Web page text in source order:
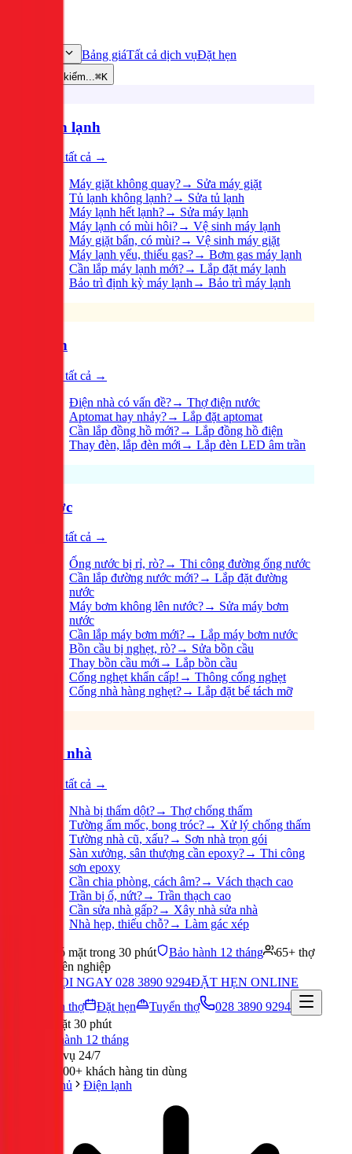
Bảng giáTất cả dịch vụĐặt hẹn
Tìm kiếm...⌘K
Điện lạnh
Xem tất cả →
Máy giặt không quay?→ Sửa máy giặt
Tủ lạnh không lạnh?→ Sửa tủ lạnh
Máy lạnh hết lạnh?→ Sửa máy lạnh
Máy lạnh có mùi hôi?→ Vệ sinh máy lạnh
Máy giặt bẩn, có mùi?→ Vệ sinh máy giặt
Máy lạnh yếu, thiếu gas?→ Bơm gas máy lạnh
Cần lắp máy lạnh mới?→ Lắp đặt máy lạnh
Bảo trì định kỳ máy lạnh→ Bảo trì máy lạnh
Điện
Xem tất cả →
Điện nhà có vấn đề?→ Thợ điện nước
Aptomat hay nhảy?→ Lắp đặt aptomat
Cần lắp đồng hồ mới?→ Lắp đồng hồ điện
Thay đèn, lắp đèn mới → Lắp đèn LED âm trần
Nước
Xem tất cả →
Ống nước bị rỉ, rò?→ Thi công đường ống nước
Cần lắp đường nước mới?→ Lắp đặt đường
nước
Máy bơm không lên nước?→ Sửa máy bơm
nước
Cần lắp máy bơm mới?→ Lắp máy bơm nước
Bồn cầu bị nghẹt, rò?→ Sửa bồn cầu
Thay bồn cầu mới → Lắp bồn cầu
Cống nghẹt khẩn cấp! → Thông cống nghẹt
Cống nhà hàng nghẹt?→ Lắp đặt bể tách mỡ
Sửa nhà
Xem tất cả →
Nhà bị thấm dột?→ Thợ chống thấm
Tường ẩm mốc, bong tróc?→ Xử lý chống thấm
Tường nhà cũ, xấu?→ Sơn nhà trọn gói
Sàn xưởng, sân thượng cần epoxy?→ Thi công
sơn epoxy
Cần chia phòng, cách âm?→ Vách thạch cao
Trần bị ố, nứt?→ Trần thạch cao
Cần sửa nhà gấp?→ Xây nhà sửa nhà
Nhà hẹp, thiếu chỗ?→ Làm gác xép
Có mặt trong 30 phút Bảo hành 12 tháng
65+ thợ
chuyên nghiệp
GỌI NGAY 028 3890 9294ĐẶT HẸN ONLINE
Tuyển thợ
Đặt hẹn Tuyển thợ
028 3890 9294
Có mặt 30 phút
Bảo hành 12 tháng
Phục vụ 24/7
300,000+ khách hàng tin dùng
Trang chủ
Điện lạnh